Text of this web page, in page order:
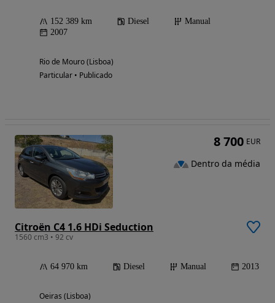
152 389 km Diesel
Manual
2007
Rio de Mouro (Lisboa)
Particular • Publicado
Citroën C4 1.6 HDi Seduction
1560 cm3 • 92 cv
64 970 km Diesel Manual 2013
Oeiras (Lisboa)
8 700 EUR
Dentro da média